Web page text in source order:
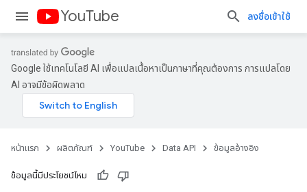
YouTube ลงชื่อเข้าใช้
Google ใช้เทคโนโลยี AI เพื่อแปลเนื้อหาเป็นภาษาที่คุณต้องการ การแปลโดย
AI อาจมีข้อผิดพลาด
หน้าแรก ผลิตภัณฑ์ YouTube Data API ข้อมูลอ้างอิง
ข้อมูลนี้มีประโยชน์ไหม